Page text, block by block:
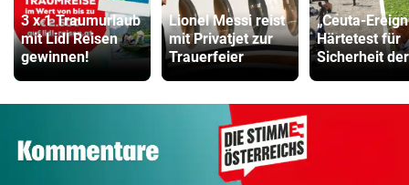
3 x 1 Traumurlaub
mit Lidl Reisen
gewinnen!
Lionel Messi reist
mit Privatjet zur
Trauerfeier
„Ceuta-
Härtetest für
Sicherheit der